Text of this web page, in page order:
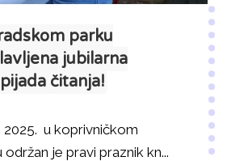
parku
jubilarna
čitanja!
2025. u koprivničkom
je pravi praznik kn...